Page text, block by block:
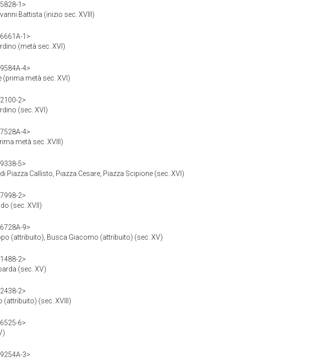
1>
Battista (inizio sec. XVIII)
1>
(metà sec. XVI)
4>
metà sec. XVI)
2>
(sec. XVI)
4>
metà sec. XVIII)
5>
Callisto, Piazza Cesare, Piazza Scipione (sec. XVI)
2>
(sec. XVII)
9>
(attribuito), Busca Giacomo (attribuito) (sec. XV)
2>
(sec. XV)
2>
(attribuito) (sec. XVIII)
6>
3>